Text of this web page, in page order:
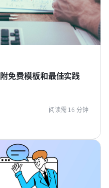
免费模板和最佳实践
阅读需 16 分钟